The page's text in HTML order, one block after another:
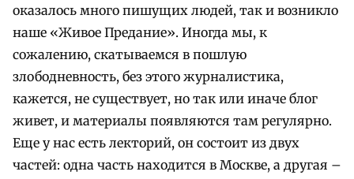
оказалось много пишущих людей, так и возникло
наше «Живое Предание». Иногда мы, к
сожалению, скатываемся в пошлую
злободневность, без этого журналистика,
кажется, не существует, но так или иначе блог
живет, и материалы появляются там регулярно.
Еще у нас есть лекторий, он состоит из двух
частей: одна часть находится в Москве, а другая –